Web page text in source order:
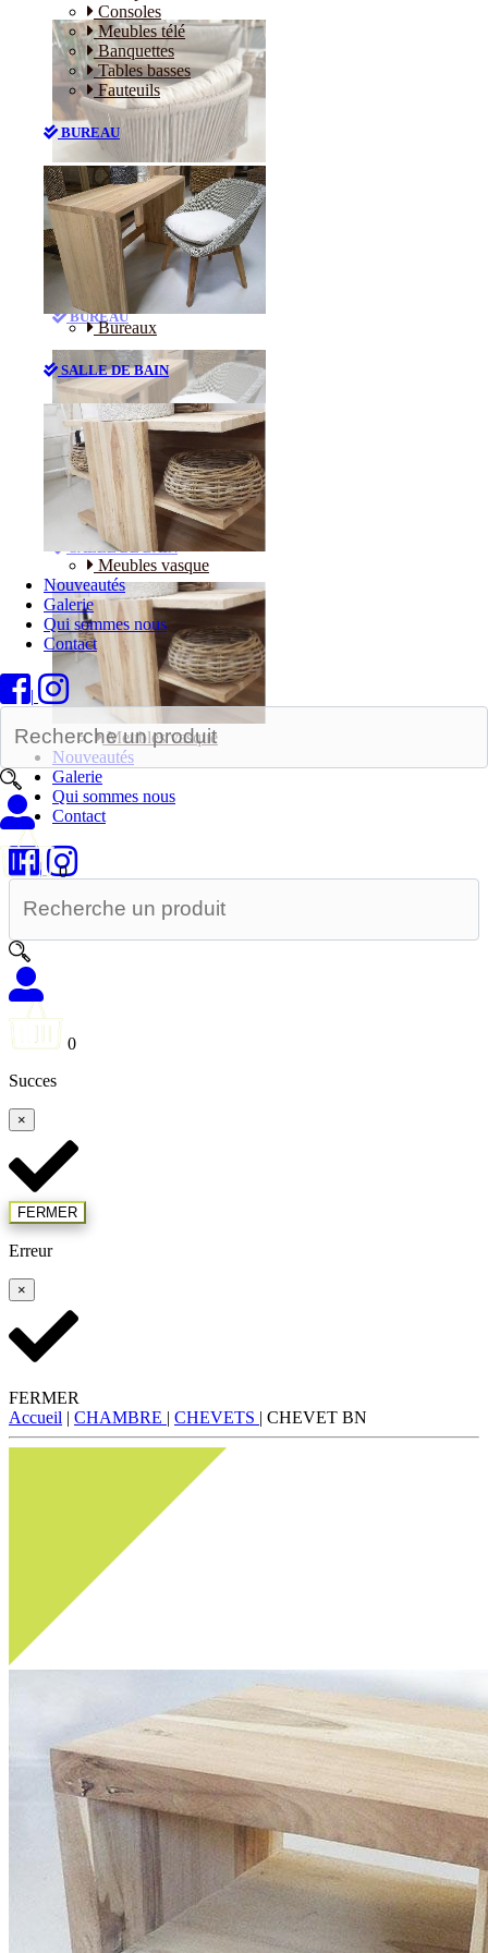
Consoles
Meubles télé
Banquettes
Tables basses
Fauteuils
BUREAU
Bureaux
SALLE DE BAIN
Meubles vasque
Nouveautés
Galerie
Qui sommes nous
Contact
|
0
Canapés
Consoles
Meubles télé
Banquettes
Tables basses
Fauteuils
BUREAU
Bureaux
SALLE DE BAIN
Meubles vasque
Nouveautés
Galerie
Qui sommes nous
Contact
|
0
Succes
×
FERMER
Erreur
×
FERMER
Accueil | CHAMBRE | CHEVETS | CHEVET BN